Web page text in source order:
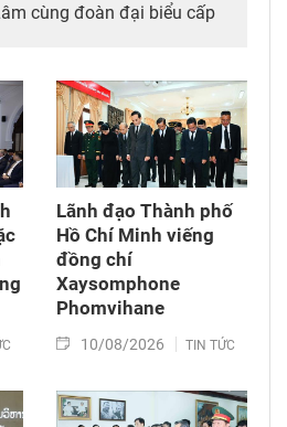
cùng đoàn đại biểu cấp
không Việt Nam (Vietnam
Lãnh đạo Thành phố
Hồ Chí Minh viếng
đồng chí
Xaysomphone
Phomvihane
10/08/2026 TIN TỨC